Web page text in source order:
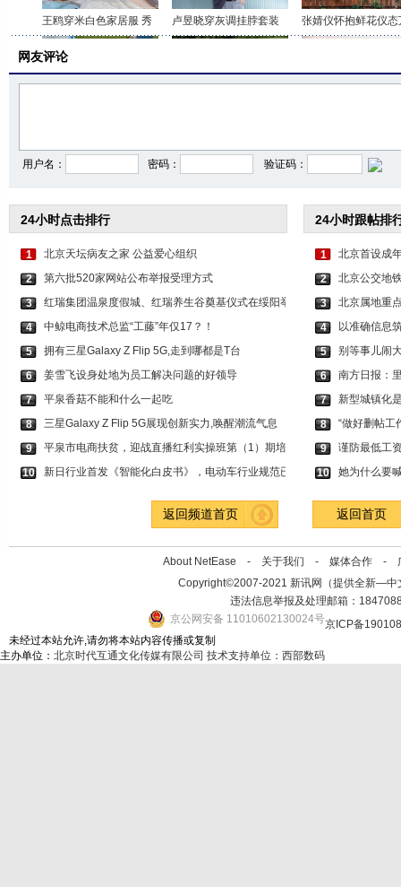
王鸥穿米白色家居服 秀 卢昱晓穿灰调挂脖套装 张婧仪怀抱鲜花仪态
网友评论
用户名： 密码： 验证码：
24小时点击排行
1
北京天坛病友之家 公益爱心组织
2
第六批520家网站公布举报受理方式
3
红瑞集团温泉度假城、红瑞养生谷奠基仪式在绥阳举
4
中鲸电商技术总监“工藤”年仅17？！
5
拥有三星Galaxy Z Flip 5G,走到哪都是T台
6
姜雪飞设身处地为员工解决问题的好领导
7
平泉香菇不能和什么一起吃
8
三星Galaxy Z Flip 5G展现创新实力,唤醒潮流气息
9
平泉市电商扶贫，迎战直播红利实操班第（1）期培
10
新日行业首发《智能化白皮书》，电动车行业规范已
24小时跟帖排
1
北京首设成
2
北京公交地
3
北京属地重
4
以准确信息
5
别等事儿闹
6
南方日报：
7
新型城镇化
8
“做好删帖工
9
谨防最低工
10
她为什么要
返回频道首页 返回首页
About NetEase - 关于我们 - 媒体合作 -
Copyright©2007-2021 新讯网（提供全新—中
违法信息举报及处理邮箱：
京公网安备 11010602130024号京ICP备
未经过本站允许,请勿将本站内容传播或复制
主办单位： 北京时代互通文化传媒有限公司 技术支持单位：西部数码